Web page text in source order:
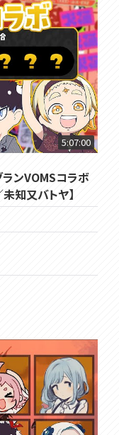
5:07:00
ランVOMSコラボ
知又バトヤ】